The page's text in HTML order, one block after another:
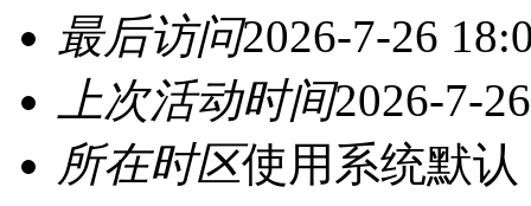
最后访问2026-7-26
上次活动时间2026-7-
所在时区使用系统默认